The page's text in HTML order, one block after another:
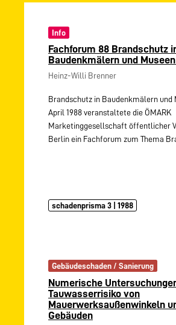
Info
Fachforum 88 Brandschutz
Baudenkmälern und
Heinz-Willi Brenner
Brandschutz in Baudenkmälern und
April 1988 veranstaltete die ÖMARK
Marketinggesellschaft öffentlicher
Berlin ein Fachforum zum Thema
schadenprisma 3 | 1988
Gebäudeschaden / Sanierung
Numerische
Tauwasserrisiko von
Mauerwerksaußenwinkeln
Gebäuden